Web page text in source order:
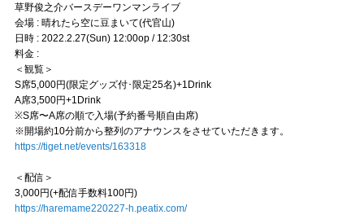
草野俊之介バースデーワンマンライブ
会場 : 晴れたら空に豆まいて(代官山)
日時 : 2022.2.27(Sun) 12:00op / 12:30st
料金 :
＜観覧＞
S席5,000円(限定グッズ付･限定25名)+1Drink
A席3,500円+1Drink
※S席〜A席の順で入場(予約番号順自由席)
※開場約10分前から整列のアナウンスをさせていただきます。
https://tiget.net/events/163318
＜配信＞
3,000円(+配信手数料100円)
https://haremame220227-h.peatix.com/